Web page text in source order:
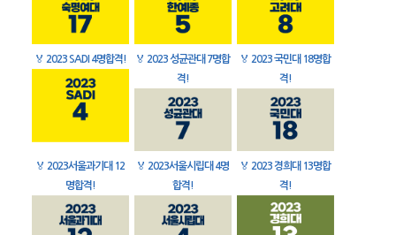
🏅 2023 SADI 4명합격! 🏅 2023 성균관대 7명합
격!
🏅 2023 국민대 18명합
격!
🏅 2023서울과기대 12
명합격!
🏅 2023서울시립대 4명
합격!
🏅 2023 경희대 13명합
격!